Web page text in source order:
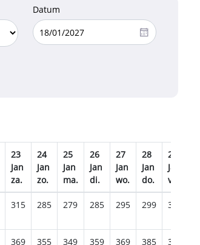
Datum
23
Jan
za.
24
Jan
zo.
25
Jan
ma.
26
Jan
di.
27
Jan
wo.
28
Jan
do.
29
Jan
vr.
315 285 279 285 295 299 319
369 355 349 359 369 385 355